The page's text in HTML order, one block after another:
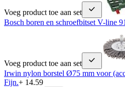
Voeg product toe aan set
Bosch boren en schroefbitset V-line
Voeg product toe aan set
Irwin nylon borstel Ø75 mm voor
Fijn.+ 14.59